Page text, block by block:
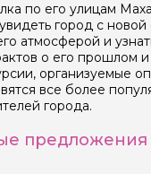
по его улицам
город с новой
атмосферой и
о его прошлом
организуемые
все более
города.
вопрос гиду